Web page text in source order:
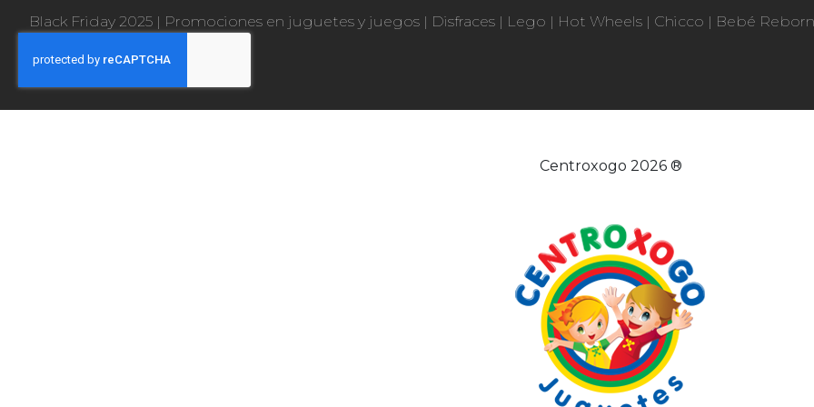
Black Friday 2025 | Promociones en juguetes y juegos | Disfraces | Lego | Hot Wheels | Chicco | Bebé Reborn
Centroxogo 2026 ®